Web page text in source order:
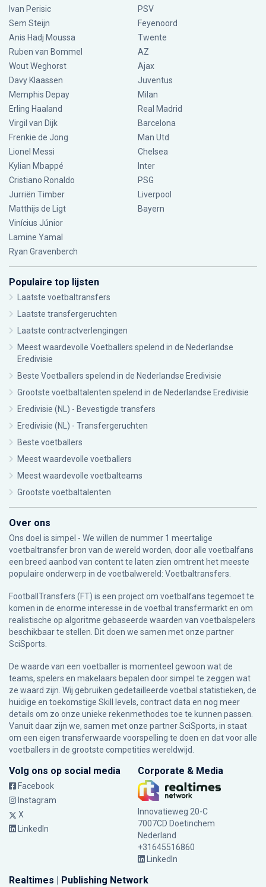
Ivan Perisic
Sem Steijn
Anis Hadj Moussa
Ruben van Bommel
Wout Weghorst
Davy Klaassen
Memphis Depay
Erling Haaland
Virgil van Dijk
Frenkie de Jong
Lionel Messi
Kylian Mbappé
Cristiano Ronaldo
Jurriën Timber
Matthijs de Ligt
Vinícius Júnior
Lamine Yamal
Ryan Gravenberch
PSV
Feyenoord
Twente
AZ
Ajax
Juventus
Milan
Real Madrid
Barcelona
Man Utd
Chelsea
Inter
PSG
Liverpool
Bayern
Populaire top lijsten
Laatste voetbaltransfers
Laatste transfergeruchten
Laatste contractverlengingen
Meest waardevolle Voetballers spelend in de Nederlandse
Eredivisie
Beste Voetballers spelend in de Nederlandse Eredivisie
Grootste voetbaltalenten spelend in de Nederlandse Eredivisie
Eredivisie (NL) - Bevestigde transfers
Eredivisie (NL) - Transfergeruchten
Beste voetballers
Meest waardevolle voetballers
Meest waardevolle voetbalteams
Grootste voetbaltalenten
Over ons
Ons doel is simpel - We willen de nummer 1 meertalige
voetbaltransfer bron van de wereld worden, door alle voetbalfans
een breed aanbod van content te laten zien omtrent het meeste
populaire onderwerp in de voetbalwereld: Voetbaltransfers.
FootballTransfers (FT) is een project om voetbalfans tegemoet te
komen in de enorme interesse in de voetbal transfermarkt en om
realistische op algoritme gebaseerde waarden van voetbalspelers
beschikbaar te stellen. Dit doen we samen met onze partner
SciSports
De waarde van een voetballer is momenteel gewoon wat de
teams, spelers en makelaars bepalen door simpel te zeggen wat
ze waard zijn. Wij gebruiken gedetailleerde voetbal statistieken, de
huidige en toekomstige Skill levels, contract data en nog meer
details om zo onze unieke rekenmethodes toe te kunnen passen.
Vanuit daar zijn we, samen met onze partner SciSports, in staat
om een eigen transferwaarde voorspelling te doen en dat voor alle
voetballers in de grootste competities wereldwijd.
Volg ons op social media
Facebook
Instagram
X
LinkedIn
Corporate & Media
Innovatieweg 20-C
7007CD Doetinchem
Nederland
+31645516860
LinkedIn
Realtimes | Publishing Network